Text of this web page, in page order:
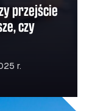
przejście
czy
r.
co